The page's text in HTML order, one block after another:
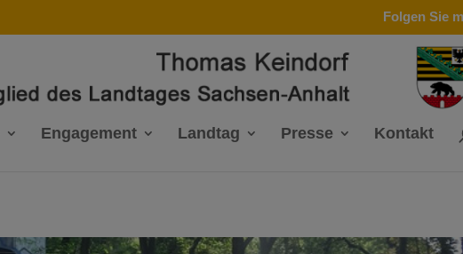
Folgen Sie
Engagement Landtag Presse Kontakt